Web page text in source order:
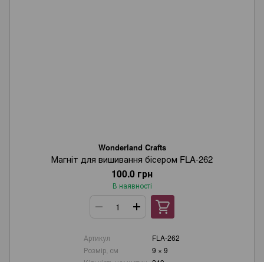
Wonderland Crafts
Магніт для вишивання бісером FLA-262
100.0 грн
В наявності
Артикул
FLA-262
Розмір, см
9 × 9